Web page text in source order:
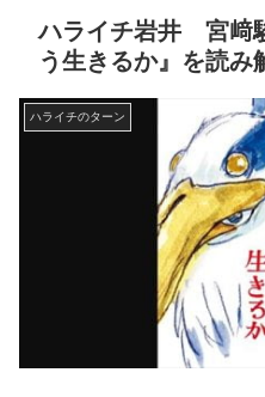
ハライチ岩井 宮﨑
う生きるか』を読み
ハライチのターン